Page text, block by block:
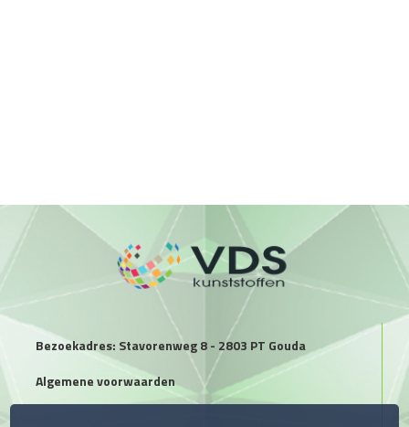
Bezoekadres: Stavorenweg 8 - 2803 PT Gouda
Algemene voorwaarden